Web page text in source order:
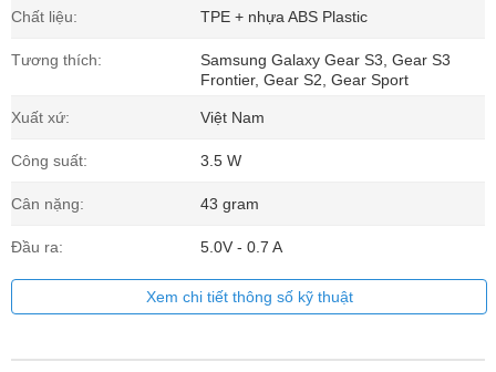
Chất liệu: TPE + nhựa ABS Plastic
Tương thích:
Samsung Galaxy Gear S3, Gear S3
Frontier, Gear S2, Gear Sport
Xuất xứ: Việt Nam
Công suất: 3.5 W
Cân nặng: 43 gram
Đầu ra: 5.0V - 0.7 A
Xem chi tiết thông số kỹ thuật